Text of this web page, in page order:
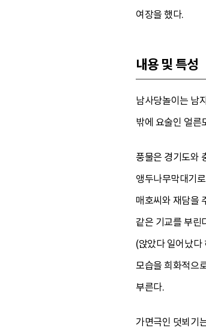
여장을 했다.
내용 및 특성
남사당놀이는 남
밖에 요술인 얼른
풍물은 경기도와
앵두나무막대기
매호씨와 재담을
같은 기교를 부린
(앉았다 일어났다
모습을 희화적으
부른다.
가면극인 덧뵈기